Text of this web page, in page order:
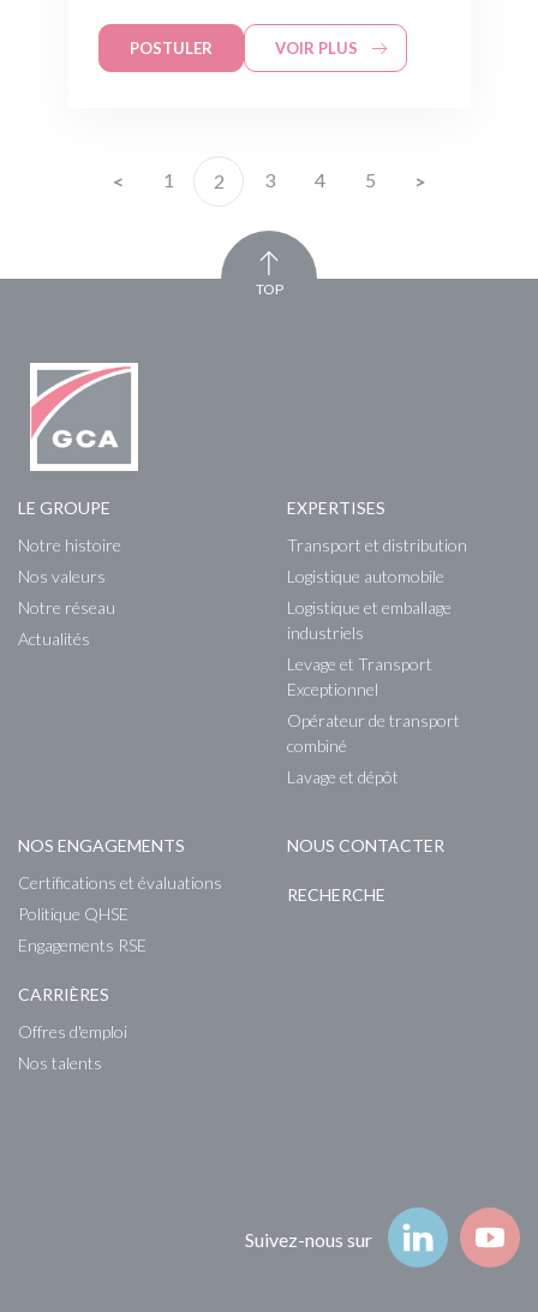
POSTULER VOIR PLUS
1 2 3 4 5
TOP
LE GROUPE
Notre histoire
Nos valeurs
Notre réseau
Actualités
EXPERTISES
Transport et distribution
Logistique automobile
Logistique et emballage
industriels
Levage et Transport
Exceptionnel
Opérateur de transport
combiné
Lavage et dépôt
NOS ENGAGEMENTS
Certifications et évaluations
Politique QHSE
Engagements RSE
CARRIÈRES
Offres d'emploi
Nos talents
NOUS CONTACTER
RECHERCHE
Suivez-nous sur